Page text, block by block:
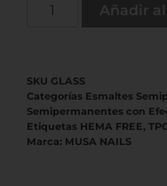
Añadir
SKU GLASS
Categorías Esmaltes
Semipermanentes con
Etiquetas HEMA FREE,
Marca: MUSA NAILS